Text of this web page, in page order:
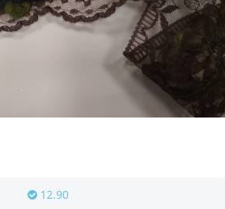
12.90